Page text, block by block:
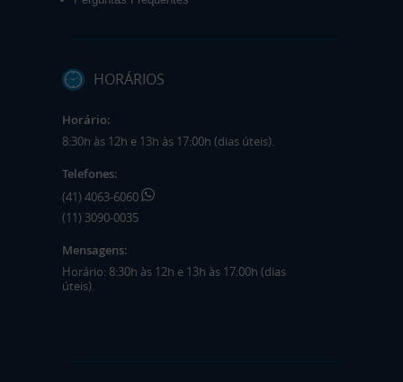
HORÁRIOS
Horário:
8:30h às 12h e 13h às 17:00h (dias úteis).
Telefones:
(41) 4063-6060
(11) 3090-0035
Mensagens:
Horário: 8:30h às 12h e 13h às 17:00h (dias
úteis).